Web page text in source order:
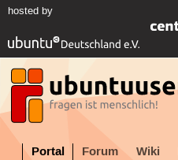
hosted by
Portal Forum Wiki